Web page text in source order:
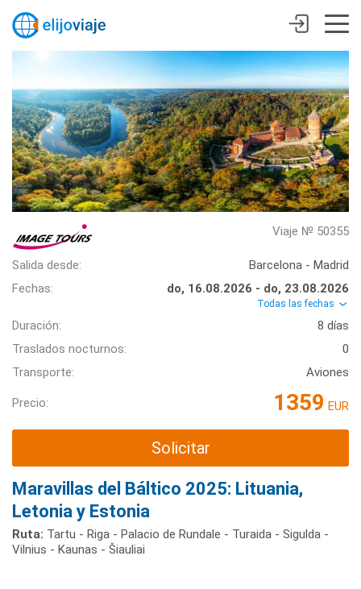
Viaje № 50355
Salida desde:
Barcelona - Madrid
Fechas:
do, 16.08.2026 - do, 23.08.2026
Todas las fechas
Duración:
8 días
Traslados nocturnos:
0
Transporte:
Aviones
Precio: 1359 EUR
Solicitar
Maravillas del Báltico 2025: Lituania,
Letonia y Estonia
Ruta: Tartu - Riga - Palacio de Rundale - Turaida - Sigulda -
Vilnius - Kaunas - Šiauliai